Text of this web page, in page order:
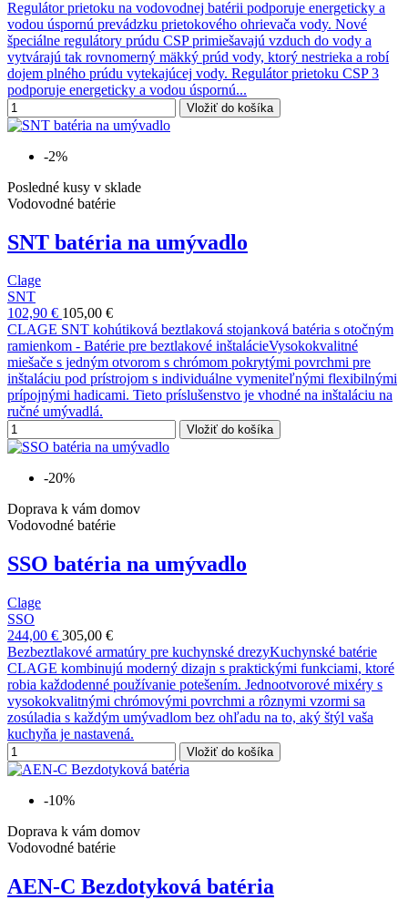
Regulátor prietoku na vodovodnej batérii podporuje energeticky a
vodou úspornú prevádzku prietokového ohrievača vody. Nové
špeciálne regulátory prúdu CSP primiešavajú vzduch do vody a
vytvárajú tak rovnomerný mäkký prúd vody, ktorý nestrieka a robí
dojem plného prúdu vytekajúcej vody. Regulátor prietoku CSP 3
podporuje energeticky a vodou úspornú...
Vložiť do košíka
-2%
Posledné kusy v sklade
Vodovodné batérie
SNT batéria na umývadlo
Clage
SNT
102,90 € 105,00 €
CLAGE SNT kohútiková beztlaková stojanková batéria s otočným
ramienkom - Batérie pre beztlakové inštalácieVysokokvalitné
miešače s jedným otvorom s chrómom pokrytými povrchmi pre
inštaláciu pod prístrojom s individuálne vymeniteľnými flexibilnými
prípojnými hadicami. Tieto príslušenstvo je vhodné na inštaláciu na
ručné umývadlá.
Vložiť do košíka
-20%
Doprava k vám domov
Vodovodné batérie
SSO batéria na umývadlo
Clage
SSO
244,00 € 305,00 €
Bezbeztlakové armatúry pre kuchynské drezyKuchynské batérie
CLAGE kombinujú moderný dizajn s praktickými funkciami, ktoré
robia každodenné používanie potešením. Jednootvorové mixéry s
vysokokvalitnými chrómovými povrchmi a rôznymi vzormi sa
zosúladia s každým umývadlom bez ohľadu na to, aký štýl vaša
kuchyňa je nastavená.
Vložiť do košíka
-10%
Doprava k vám domov
Vodovodné batérie
AEN-C Bezdotyková batéria